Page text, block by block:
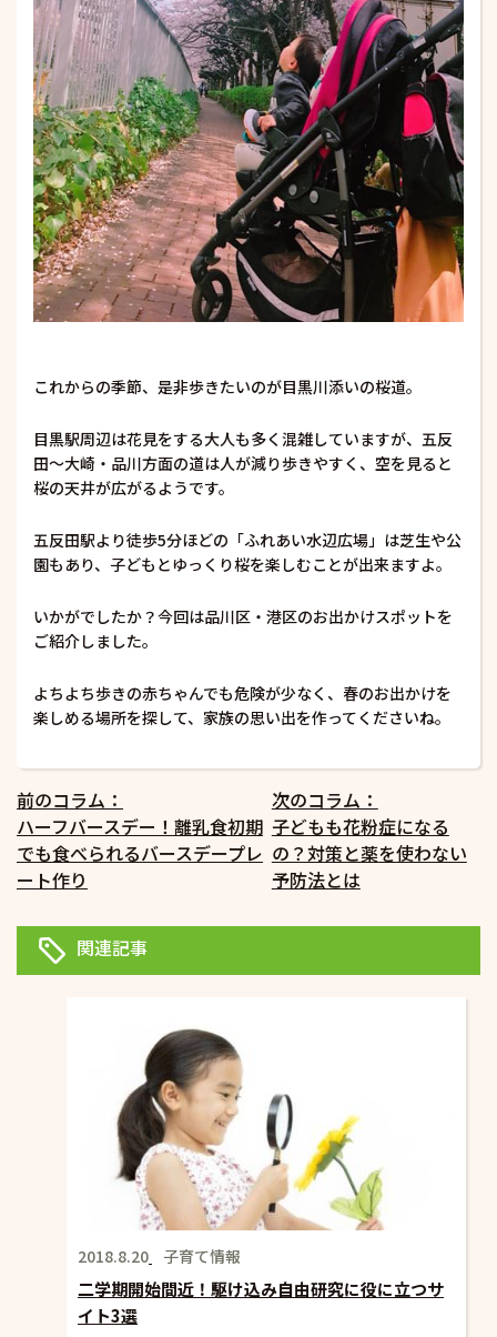
これからの季節、是非歩きたいのが目黒川添いの桜道。
目黒駅周辺は花見をする大人も多く混雑していますが、五反
田〜大崎・品川方面の道は人が減り歩きやすく、空を見ると
桜の天井が広がるようです。
五反田駅より徒歩5分ほどの「ふれあい水辺広場」は芝生や公
園もあり、子どもとゆっくり桜を楽しむことが出来ますよ。
いかがでしたか？今回は品川区・港区のお出かけスポットを
ご紹介しました。
よちよち歩きの赤ちゃんでも危険が少なく、春のお出かけを
楽しめる場所を探して、家族の思い出を作ってくださいね。
投
稿
ナ
ビ
ゲ
ー
前のコラム：
ハーフバースデー！離乳食初期
でも食べられるバースデープレ
ート作り
次のコラム：
子どもも花粉症になる
の？対策と薬を使わない
予防法とは
関連記事
2018.8.20 子育て情報
二学期開始間近！駆け込み自由研究に役に立つサ
イト3選